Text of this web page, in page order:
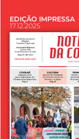
EDIÇÃO IMPRESSA
17.12.2025